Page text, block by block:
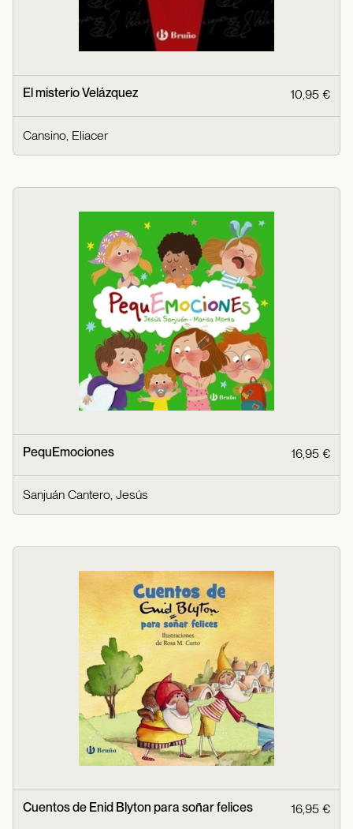
El misterio Velázquez 10,95 €
Cansino, Eliacer
PequEmociones 16,95 €
Sanjuán Cantero, Jesús
Cuentos de Enid Blyton para soñar felices 16,95 €